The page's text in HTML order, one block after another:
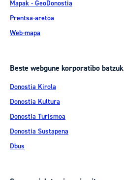
Mapak - GeoDonostia
Prentsa-aretoa
Web-mapa
Beste webgune korporatibo batzuk
Donostia Kirola
Donostia Kultura
Donostia Turismoa
Donostia Sustapena
Dbus